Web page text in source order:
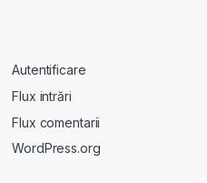
Autentificare
Flux intrări
Flux comentarii
WordPress.org